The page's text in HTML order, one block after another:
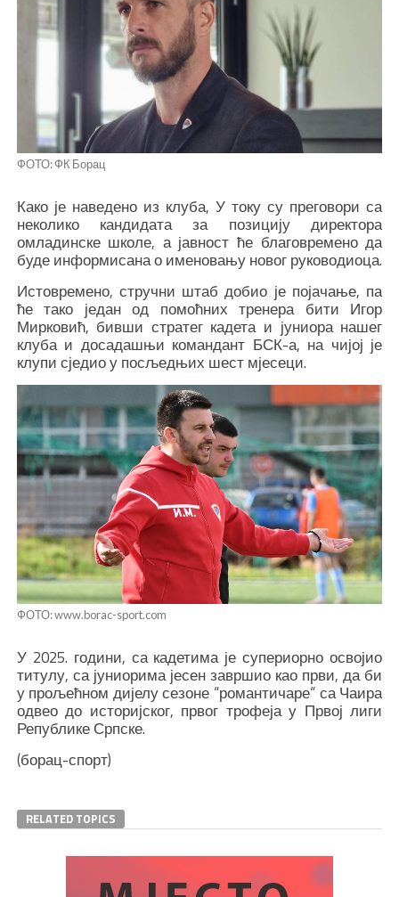
ФОТО: ФК Борац
Како је наведено из клуба, У току су преговори са
неколико кандидата за позицију директора
омладинске школе, а јавност ће благовремено да
буде информисана о именовању новог руководиоца.
Истовремено, стручни штаб добио је појачање, па
ће тако један од помоћних тренера бити Игор
Мирковић, бивши стратег кадета и јуниора нашег
клуба и досадашњи командант БСК-а, на чијој је
клупи сједио у посљедњих шест мјесеци.
ФОТО: www.borac-sport.com
У 2025. години, са кадетима је супериорно освојио
титулу, са јуниорима јесен завршио као први, да би
у прољећном дијелу сезоне “романтичаре“ са Чаира
одвео до историјског, првог трофеја у Првој лиги
Републике Српске.
(борац-спорт)
RELATED TOPICS